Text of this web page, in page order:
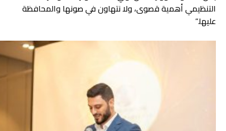
التنظيمي أهمية قصوى، ولا نتهاون في صونها والمحافظة
عليها.”